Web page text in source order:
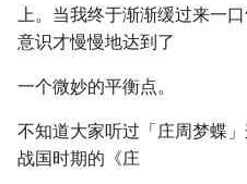
上。当我终于渐渐缓过来一
意识才慢慢地达到了
一个微妙的平衡点。
不知道大家听过「庄周梦蝶
战国时期的《庄